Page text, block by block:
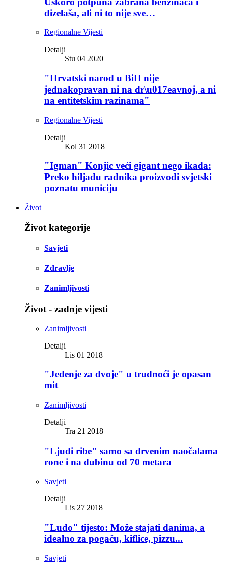
dizelaša, ali ni to nije sve…
Regionalne Vijesti
Detalji
Stu 04 2020
"Hrvatski narod u BiH nije
jednakopravan ni na dr\u017eavnoj, a ni
na entitetskim razinama"
Regionalne Vijesti
Detalji
Kol 31 2018
"Igman" Konjic veći gigant nego ikada:
Preko hiljadu radnika proizvodi svjetski
poznatu municiju
Život
Život kategorije
Savjeti
Zdravlje
Zanimljivosti
Život - zadnje vijesti
Zanimljivosti
Detalji
Lis 01 2018
"Jedenje za dvoje" u trudnoći je opasan
mit
Zanimljivosti
Detalji
Tra 21 2018
"Ljudi ribe" samo sa drvenim naočalama
rone i na dubinu od 70 metara
Savjeti
Detalji
Lis 27 2018
"Ludo" tijesto: Može stajati danima, a
idealno za pogaču, kiflice, pizzu...
Savjeti